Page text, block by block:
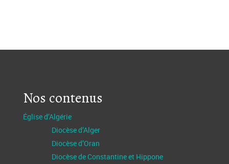
Nos contenus
Église d’Algérie
Diocèse d’Alger
Diocèse d’Oran
Diocèse de Constantine et Hippone